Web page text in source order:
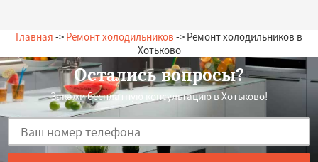
Главная -> Ремонт холодильников -> Ремонт холодильников в
Хотьково
Остались вопросы?
Закажи бесплатную консультацию в Хотьково!